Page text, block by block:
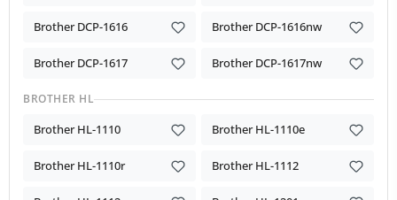
Brother DCP-1616 Brother DCP-1616nw
Brother DCP-1617 Brother DCP-1617nw
BROTHER HL
Brother HL-1110 Brother HL-1110e
Brother HL-1110r Brother HL-1112